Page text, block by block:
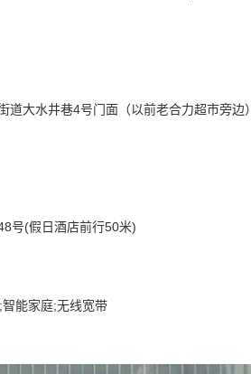
大水井巷4号门面（以前老合力超市旁边）
号(假日酒店前行50米)
能家庭;无线宽带